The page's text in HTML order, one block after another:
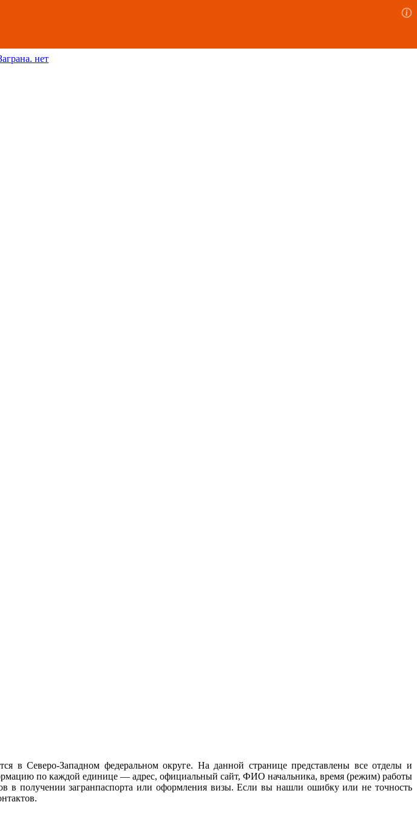
нет
в Северо-Западном федеральном округе. На данной странице представлены все отделы и
по каждой единице — адрес, официальный сайт, ФИО начальника, время (режим) работы
в получении загранпаспорта или оформления визы. Если вы нашли ошибку или не точность